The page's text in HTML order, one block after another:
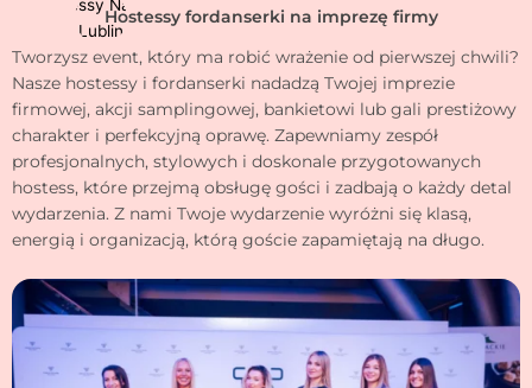
Hostessy fordanserki na imprezę firmy
Tworzysz event, który ma robić wrażenie od pierwszej chwili?
Nasze hostessy i fordanserki nadadzą Twojej imprezie
firmowej, akcji samplingowej, bankietowi lub gali prestiżowy
charakter i perfekcyjną oprawę. Zapewniamy zespół
profesjonalnych, stylowych i doskonale przygotowanych
hostess, które przejmą obsługę gości i zadbają o każdy detal
wydarzenia. Z nami Twoje wydarzenie wyróżni się klasą,
energią i organizacją, którą goście zapamiętają na długo.